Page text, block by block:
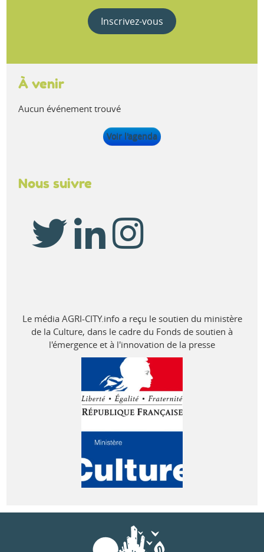
Inscrivez-vous
À venir
Aucun événement trouvé
Voir l'agenda
Nous suivre
Le média AGRI-CITY.info a reçu le soutien du ministère
de la Culture, dans le cadre du Fonds de soutien à
l'émergence et à l'innovation de la presse